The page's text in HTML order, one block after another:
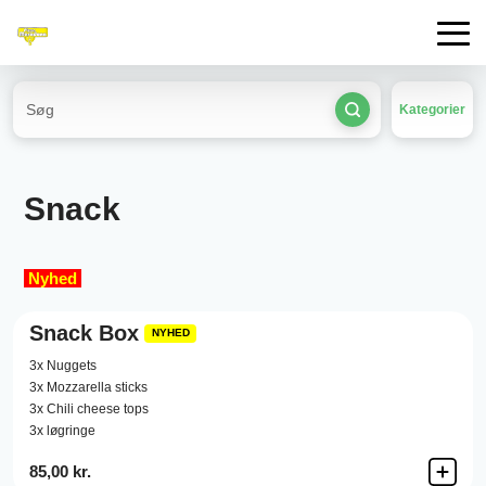
Kategorier
Snack
Nyhed
Snack Box NYHED
3x Nuggets
3x Mozzarella sticks
3x Chili cheese tops
3x løgringe
85,00 kr.